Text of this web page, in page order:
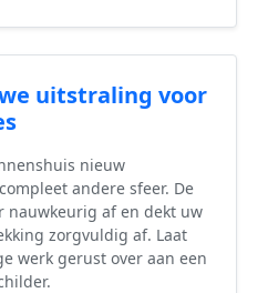
uitstraling voor
nieuw
andere sfeer. De
nauwkeurig af en dekt uw
zorgvuldig af. Laat
werk gerust over aan een